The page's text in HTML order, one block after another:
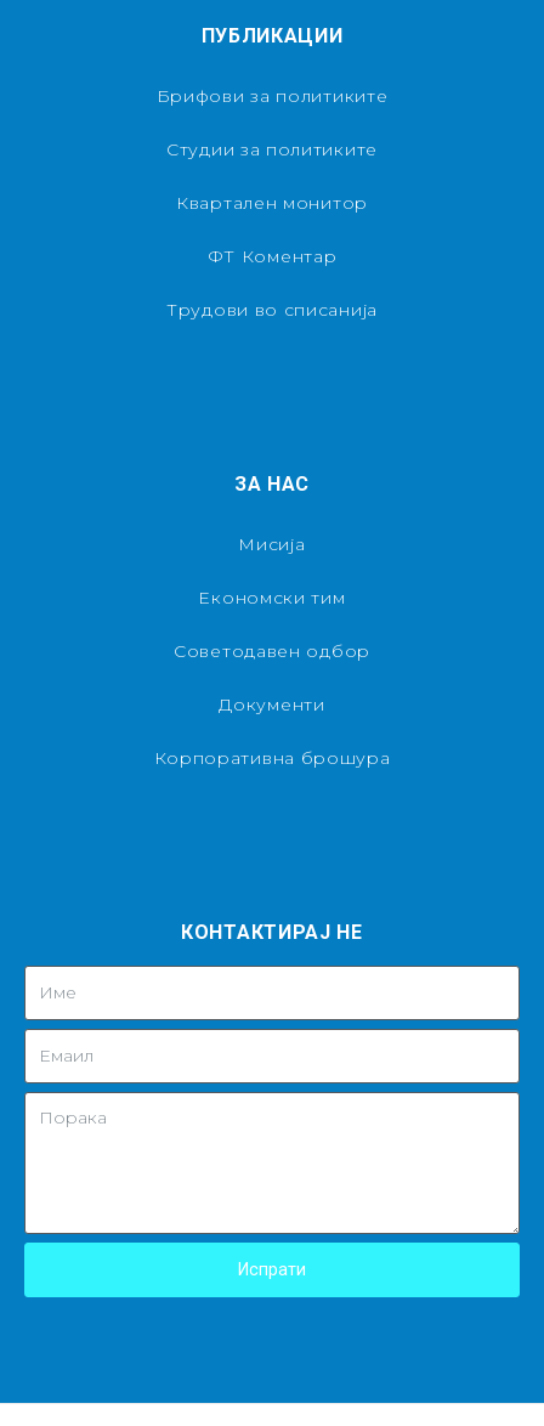
ПУБЛИКАЦИИ
Брифови за политиките
Студии за политиките
Квартален монитор
ФТ Коментар
Трудови во списанија
ЗА НАС
Мисија
Економски тим
Советодавен одбор
Документи
Корпоративна брошура
КОНТАКТИРАЈ НЕ
Испрати